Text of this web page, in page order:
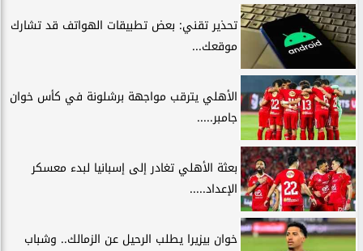
تحذير تقني: بعض تطبيقات الهواتف قد تشارك
موقعك...
الأهلي يترقب مواجهة برشلونة في كأس خوان
جامبر.....
بعثة الأهلي تغادر إلى إسبانيا لبدء معسكر
الإعداد.....
خوان بيزيرا يطلب الرحيل عن الزمالك.. وشباب